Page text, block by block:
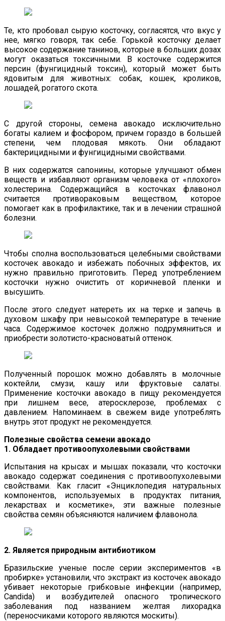
Те, кто пробовал сырую косточку, согласятся, что вкус у
нее, мягко говоря, так себе. Горькой косточку делает
высокое содержание танинов, которые в больших дозах
могут оказаться токсичными. В косточке содержится
персин (фунгицидный токсин), который может быть
ядовитым для животных: собак, кошек, кроликов,
лошадей, рогатого скота.
С другой стороны, семена авокадо исключительно
богаты калием и фосфором, причем гораздо в большей
степени, чем плодовая мякоть. Они обладают
бактерицидными и фунгицидными свойствами.
В них содержатся сапонины, которые улучшают обмен
веществ и избавляют организм человека от «плохого»
холестерина. Содержащийся в косточках флавонол
считается противораковым веществом, которое
помогает как в профилактике, так и в лечении страшной
болезни.
Чтобы сполна воспользоваться целебными свойствами
косточек авокадо и избежать побочных эффектов, их
нужно правильно приготовить. Перед употреблением
косточки нужно очистить от коричневой пленки и
высушить.
После этого следует натереть их на терке и запечь в
духовом шкафу при невысокой температуре в течение
часа. Содержимое косточек должно подрумяниться и
приобрести золотисто-красноватый оттенок.
Полученный порошок можно добавлять в молочные
коктейли, смузи, кашу или фруктовые салаты.
Применение косточки авокадо в пищу рекомендуется
при лишнем весе, атеросклерозе, проблемах с
давлением. Напоминаем: в свежем виде употреблять
внутрь этот продукт не рекомендуется.
Полезные свойства семени авокадо
1. Обладает противоопухолевыми свойствами
Испытания на крысах и мышах показали, что косточки
авокадо содержат соединения с противоопухолевыми
свойствами. Как гласит «Энциклопедия натуральных
компонентов, используемых в продуктах питания,
лекарствах и косметике», эти важные полезные
свойства семян объясняются наличием флавонола.
2. Является природным антибиотиком
Бразильские ученые после серии экспериментов «в
пробирке» установили, что экстракт из косточек авокадо
убивает некоторые грибковые инфекции (например,
Candida) и возбудителей опасного тропического
заболевания под названием желтая лихорадка
(переносчиками которого являются москиты).